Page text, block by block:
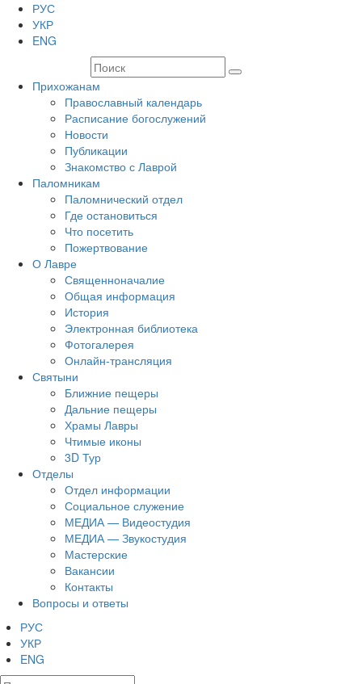
РУС
УКР
ENG
Прихожанам
Православный календарь
Расписание богослужений
Новости
Публикации
Знакомство с Лаврой
Паломникам
Паломнический отдел
Где остановиться
Что посетить
Пожертвование
О Лавре
Священноначалие
Общая информация
История
Электронная библиотека
Фотогалерея
Онлайн-трансляция
Святыни
Ближние пещеры
Дальние пещеры
Храмы Лавры
Чтимые иконы
3D Тур
Отделы
Отдел информации
Социальное служение
МЕДИА — Видеостудия
МЕДИА — Звукостудия
Мастерские
Вакансии
Контакты
Вопросы и ответы
РУС
УКР
ENG